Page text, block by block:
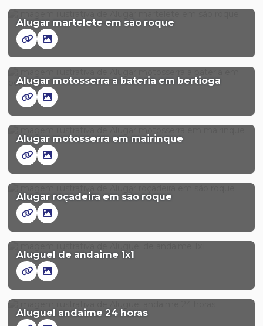
Alugar martelete em são roque
Alugar motosserra a bateria em bertioga
Alugar motosserra em mairinque
Alugar roçadeira em são roque
Aluguel de andaime 1x1
Aluguel andaime 24 horas